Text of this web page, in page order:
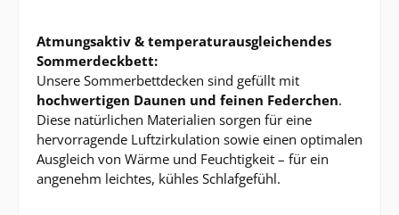
Atmungsaktiv & temperaturausgleichendes
Sommerdeckbett:
Unsere Sommerbettdecken sind gefüllt mit
hochwertigen Daunen und feinen Federchen.
Diese natürlichen Materialien sorgen für eine
hervorragende Luftzirkulation sowie einen optimalen
Ausgleich von Wärme und Feuchtigkeit – für ein
angenehm leichtes, kühles Schlafgefühl.